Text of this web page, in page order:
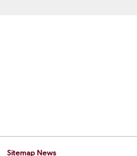
Sitemap News